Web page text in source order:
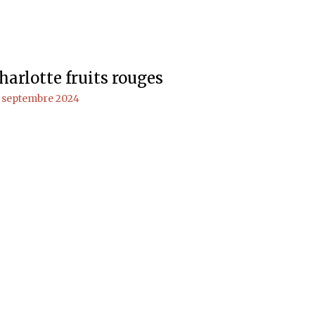
fruits rouges
septembre 2024